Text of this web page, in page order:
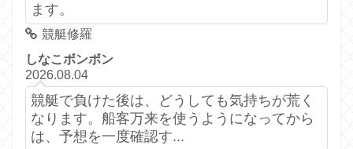
ます。
競艇修羅
しなこボンボン
2026.08.04
競艇で負けた後は、どうしても気持ちが荒く
なります。船客万来を使うようになってから
は、予想を一度確認す...